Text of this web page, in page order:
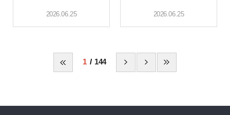
지원
2026.06.25
정신장애인 사
2026.06.25
1 144